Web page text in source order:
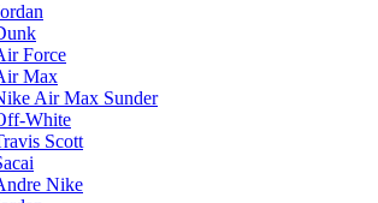
Force
Max
Air Max Sunder
White
Scott
Nike